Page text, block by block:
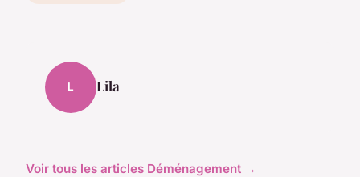
L Lila
Voir tous les articles Déménagement →